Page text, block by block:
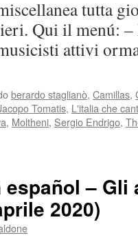
tutta
Qui il menú: –
attivi
berardo staglianò, Camillas,
Tomatis, L'italia che
, Moltheni, Sergio Endrigo,
español –
2020)